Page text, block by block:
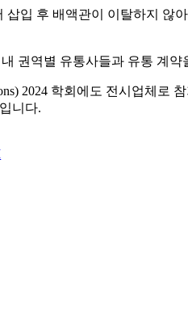
입 후 배액관이 이탈하지 않
권역별 유통사들과 유통 계약
2024 학회에도 전시업체로
니다.